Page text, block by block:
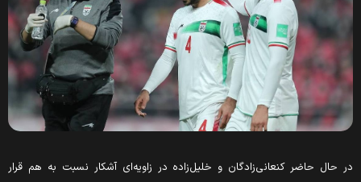
حال حاضر کنعانی‌زادگان و خلیل‌زاده در زاویه‌ای آشکار نسبت به هم قرار